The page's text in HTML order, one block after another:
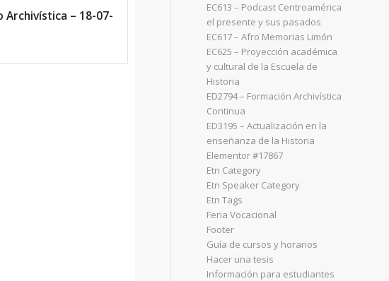
Archivística – 18-07-
EC613 – Podcast Centroamérica
el presente y sus pasados
EC617 – Afro Memorias Limón
EC625 – Proyección académica
y cultural de la Escuela de
Historia
ED2794 – Formación Archivística
Continua
ED3195 – Actualización en la
enseñanza de la Historia
Elementor #17867
Etn Category
Etn Speaker Category
Etn Tags
Feria Vocacional
Footer
Guía de cursos y horarios
Hacer una tesis
Información para estudiantes